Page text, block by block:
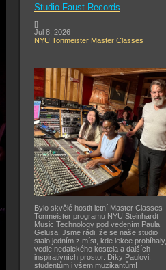
Studio Faust Records
[]
Jul 8, 2026
NYU Tonmeister Master Classes
Bylo skvělé hostit letní Master Classes
Tonmeister programu NYU Steinhardt
Music Technology pod vedením Paula
Gelusa. Jsme rádi, že se naše studio
stalo jedním z míst, kde lekce probíhaly,
vedle nedalekého kostela a dalších
inspirativních prostor. Díky Paulovi,
studentům i všem muzikantům!